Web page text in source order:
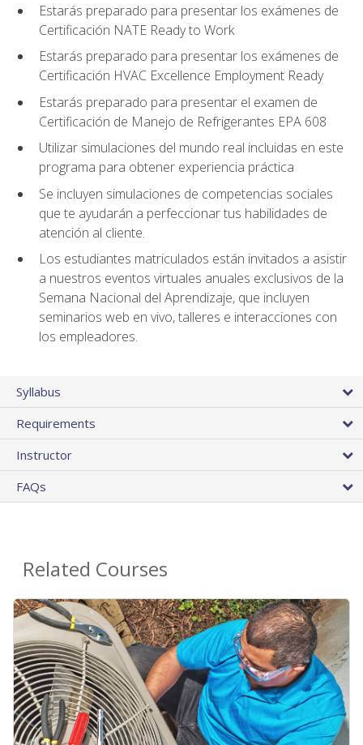
Estarás preparado para presentar los exámenes de
Certificación NATE Ready to Work
Estarás preparado para presentar los exámenes de
Certificación HVAC Excellence Employment Ready
Estarás preparado para presentar el examen de
Certificación de Manejo de Refrigerantes EPA 608
Utilizar simulaciones del mundo real incluidas en este
programa para obtener experiencia práctica
Se incluyen simulaciones de competencias sociales
que te ayudarán a perfeccionar tus habilidades de
atención al cliente.
Los estudiantes matriculados están invitados a asistir
a nuestros eventos virtuales anuales exclusivos de la
Semana Nacional del Aprendizaje, que incluyen
seminarios web en vivo, talleres e interacciones con
los empleadores.
Syllabus
Requirements
Instructor
FAQs
Related Courses